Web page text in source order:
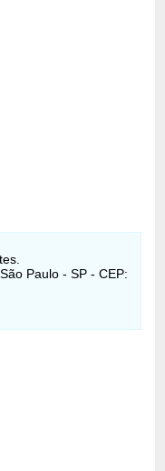
Paulo - SP - CEP: